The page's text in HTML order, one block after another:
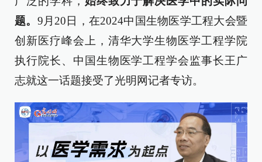
题。 9月20日，在2024中国生物医学工程大会暨
创新医疗峰会上，清华大学生物医学工程学院
执行院长、中国生物医学工程学会监事长王广
志就这一话题接受了光明网记者专访。